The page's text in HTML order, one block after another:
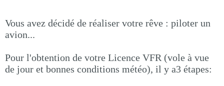
Vous avez décidé de réaliser votre rêve : piloter un
avion...
Pour l'obtention de votre Licence VFR (vole à vue
de jour et bonnes conditions météo), il y a3 étapes: